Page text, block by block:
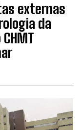
externas
da